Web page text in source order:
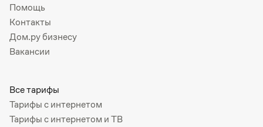
Помощь
Контакты
Дом.ру бизнесу
Вакансии
Все тарифы
Тарифы с интернетом
Тарифы с интернетом и ТВ